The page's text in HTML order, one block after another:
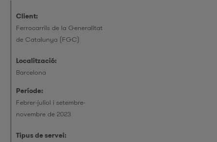
Client:
Ferrocarrils de la Generalitat
de Catalunya (FGC)
Localització:
Barcelona
Període:
Febrer-juliol i setembre-
novembre de 2023
Tipus de servei: